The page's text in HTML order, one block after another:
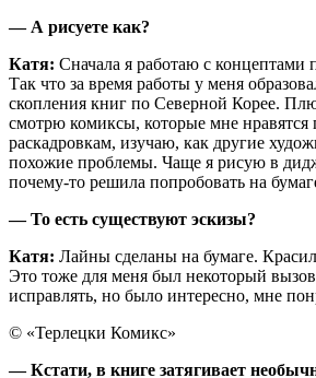
— А рисуете как?
Катя: Сначала я работаю с концептами
Так что за время работы у меня
скопления книг по Северной Корее.
смотрю комиксы, которые мне нравятся
раскадровкам, изучаю, как другие
похожие проблемы. Чаще я рисую в
почему-то решила попробовать на
— То есть существуют эскизы?
Катя: Лайны сделаны на бумаге.
Это тоже для меня был некоторый
исправлять, но было интересно, мне
© «Терлецки Комикс»
— Кстати, в книге затягивает